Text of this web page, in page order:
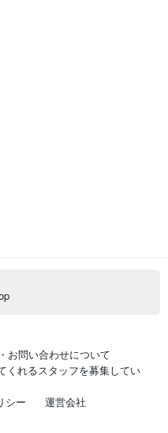
お問い合わせについて
くれるスタッフを募集してい
シー 運営会社